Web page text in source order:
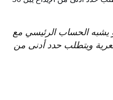
يشبه الحساب الرئيسي مع
ويتطلب حدد أدنى من